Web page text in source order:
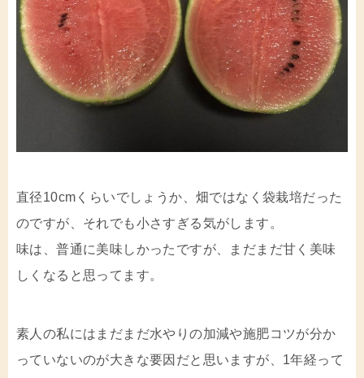
直径10cmくらいでしょうか、畑ではなく袋栽培だった
のですが、それでも小さすぎる気がします。
味は、普通に美味しかったですが、まだまだ甘く美味
しくなると思ってます。
素人の私にはまだまだ水やりの加減や施肥コツが分か
っていないのが大きな要因だと思いますが、1年経って